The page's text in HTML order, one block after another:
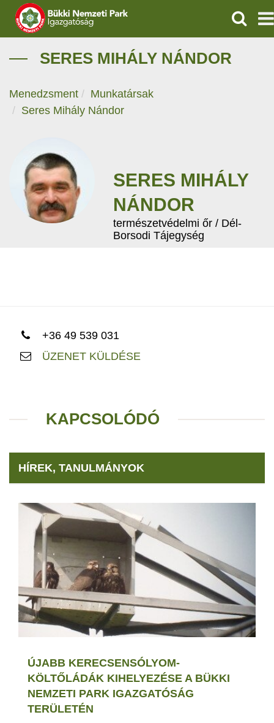
IGAZGATÓSÁG
VÍZVÉDELEM
OKTATÁS
GEOPARKOK
SERES MIHÁLY NÁNDOR
Menedzsment
Munkatársak
Seres Mihály Nándor
SERES MIHÁLY
NÁNDOR
természetvédelmi őr / Dél-
Borsodi Tájegység
+36 49 539 031
ÜZENET KÜLDÉSE
KAPCSOLÓDÓ
HÍREK, TANULMÁNYOK
ÚJABB KERECSENSÓLYOM-
KÖLTŐLÁDÁK KIHELYEZÉSE A BÜKKI
NEMZETI PARK IGAZGATÓSÁG
TERÜLETÉN